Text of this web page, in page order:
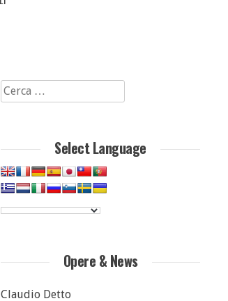
Ricerca
per:
Select Language
Opere & News
Claudio Detto